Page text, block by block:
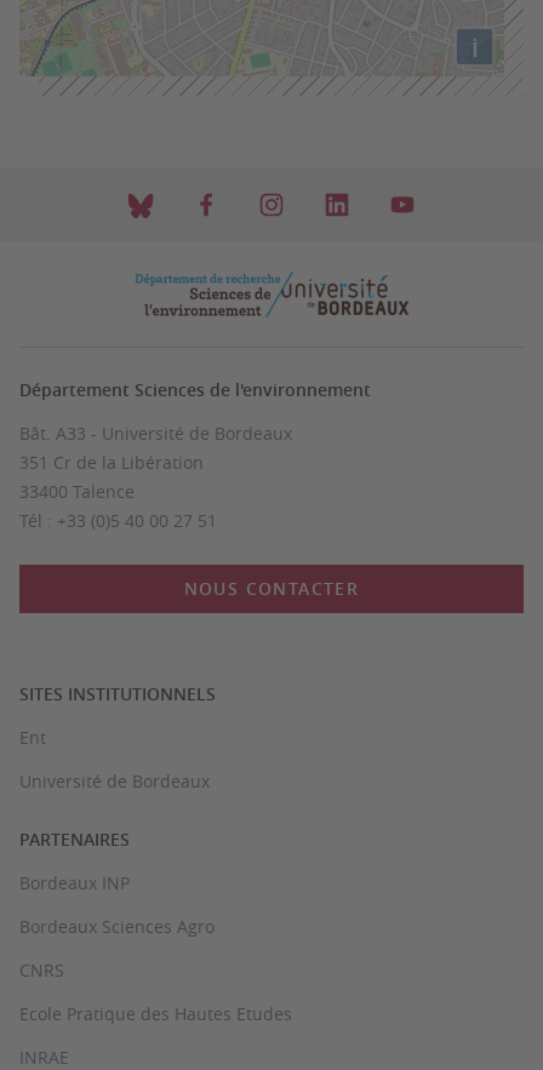
i
Département Sciences de l'environnement
Bât. A33 - Université de Bordeaux
351 Cr de la Libération
33400 Talence
Tél : +33 (0)5 40 00 27 51
NOUS CONTACTER
SITES INSTITUTIONNELS
Ent
Université de Bordeaux
PARTENAIRES
Bordeaux INP
Bordeaux Sciences Agro
CNRS
Ecole Pratique des Hautes Etudes
INRAE